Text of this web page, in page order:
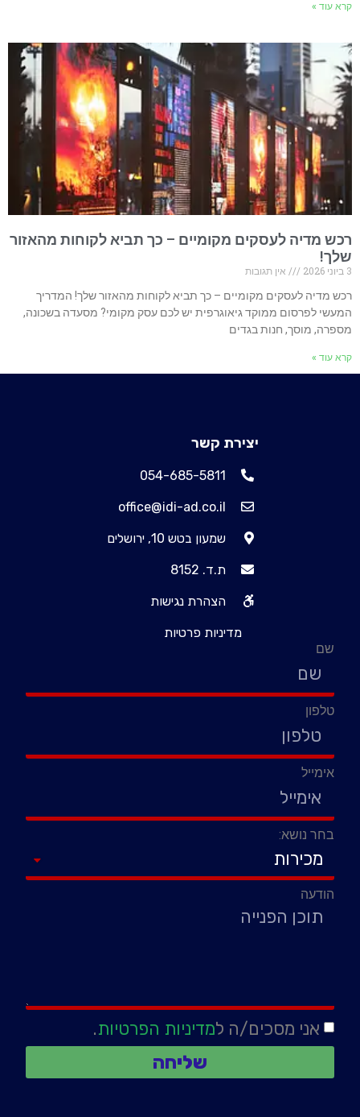
קרא עוד »
רכש מדיה לעסקים מקומיים – כך תביא לקוחות מהאזור
שלך!
3 ביוני 2026
אין תגובות
רכש מדיה לעסקים מקומיים – כך תביא לקוחות מהאזור שלך! המדריך
המעשי לפרסום ממוקד גיאוגרפית יש לכם עסק מקומי? מסעדה בשכונה,
מספרה, מוסך, חנות בגדים
קרא עוד »
יצירת קשר
054-685-5811
office@idi-ad.co.il
שמעון בטש 10, ירושלים
ת.ד. 8152
הצהרת נגישות
מדיניות פרטיות
שם
טלפון
אימייל
בחר נושא:
הודעה
אני מסכים/ה למדיניות הפרטיות.
שליחה